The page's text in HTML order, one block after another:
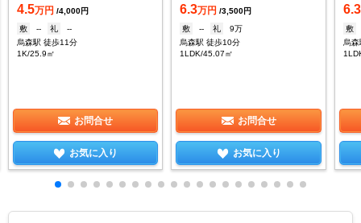
4.5万円 /4,000円
敷
-- 礼
--
烏森駅 徒歩11分
1K/25.9㎡
お問合せ
お気に入り
6.3万円 /3,500円
敷
-- 礼
9万
烏森駅 徒歩10分
1LDK/45.07㎡
お問合せ
お気に入り
6.3
敷
烏森